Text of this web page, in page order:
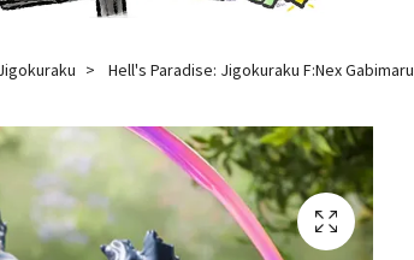
Hell's Paradise: Jigokuraku F:Nex Gabimaru